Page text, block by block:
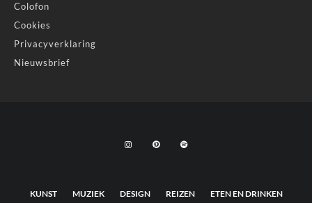
Colofon
Cookies
Privacyverklaring
Nieuwsbrief
KUNST MUZIEK DESIGN REIZEN ETEN EN DRINKEN